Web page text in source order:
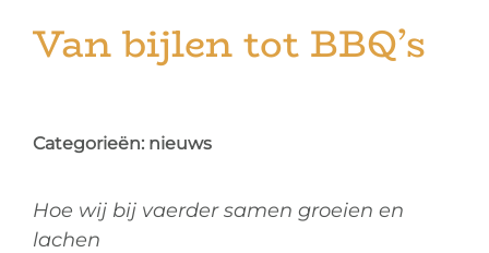
Bel +31 85 620 21 80
Van bijlen tot BBQ’s
Categorieën: nieuws
Hoe wij bij vaerder samen groeien en
lachen